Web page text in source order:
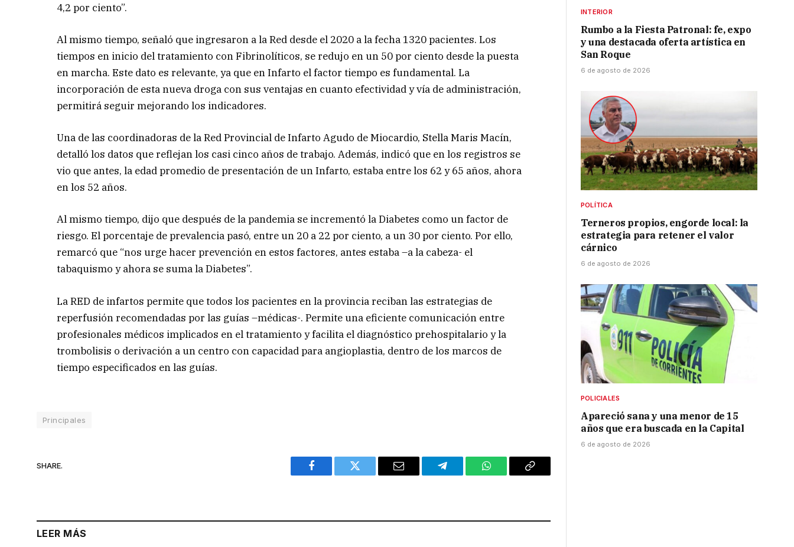
4,2 por ciento”.
Al mismo tiempo, señaló que ingresaron a la Red desde el 2020 a la fecha 1320 pacientes. Los
tiempos en inicio del tratamiento con Fibrinolíticos, se redujo en un 50 por ciento desde la puesta
en marcha. Este dato es relevante, ya que en Infarto el factor tiempo es fundamental. La
incorporación de esta nueva droga con sus ventajas en cuanto efectividad y vía de administración,
permitirá seguir mejorando los indicadores.
Una de las coordinadoras de la Red Provincial de Infarto Agudo de Miocardio, Stella Maris Macín,
detalló los datos que reflejan los casi cinco años de trabajo. Además, indicó que en los registros se
vio que antes, la edad promedio de presentación de un Infarto, estaba entre los 62 y 65 años, ahora
en los 52 años.
Al mismo tiempo, dijo que después de la pandemia se incrementó la Diabetes como un factor de
riesgo. El porcentaje de prevalencia pasó, entre un 20 a 22 por ciento, a un 30 por ciento. Por ello,
remarcó que “nos urge hacer prevención en estos factores, antes estaba –a la cabeza- el
tabaquismo y ahora se suma la Diabetes”.
La RED de infartos permite que todos los pacientes en la provincia reciban las estrategias de
reperfusión recomendadas por las guías –médicas-. Permite una eficiente comunicación entre
profesionales médicos implicados en el tratamiento y facilita el diagnóstico prehospitalario y la
trombolisis o derivación a un centro con capacidad para angioplastia, dentro de los marcos de
tiempo especificados en las guías.
Principales
SHARE.
Facebook Twitter Email Telegram WhatsAppCopy
LEER MÁS
INTERIOR
Rumbo a la Fiesta Patronal: fe, expo
y una destacada oferta artística en
San Roque
6 de agosto de 2026
POLÍTICA
Terneros propios, engorde local: la
estrategia para retener el valor
cárnico
6 de agosto de 2026
POLICIALES
Apareció sana y una menor de 15
años que era buscada en la Capital
6 de agosto de 2026